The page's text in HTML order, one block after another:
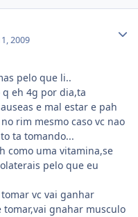
2009
pelo que li..
eh 4g por dia,ta
e mal estar e pah
rim mesmo caso vc nao
ta tomando...
como uma vitamina,se
pelo que eu
vc vai ganhar
gnahar musculo